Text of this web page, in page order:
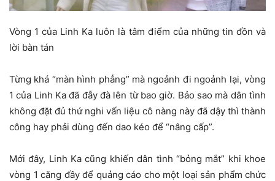
Vòng 1 của Linh Ka luôn là tâm điểm của những tin đồn và
lời bàn tán
Từng khá “màn hình phẳng” mà ngoảnh đi ngoảnh lại, vòng
1 của Linh Ka đã đẫy đà lên từ bao giờ. Bảo sao mà dân tình
không đặt đủ thứ nghi vấn liệu cô nàng này đã dậy thì thành
công hay phải dùng đến dao kéo để “nâng cấp”.
Mới đây, Linh Ka cũng khiến dân tình “bỏng mắt” khi khoe
vòng 1 căng đầy để quảng cáo cho một loại sản phẩm chức